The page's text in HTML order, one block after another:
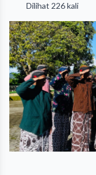
Dilihat 226 kali